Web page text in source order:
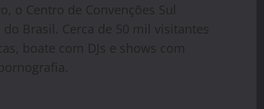
o Centro de Convenções Sul
Brasil. Cerca de 50 mil visitantes
boate com DJs e shows com